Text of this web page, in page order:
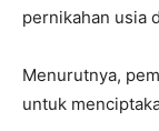
pernikahan usia
Menurutnya,
untuk